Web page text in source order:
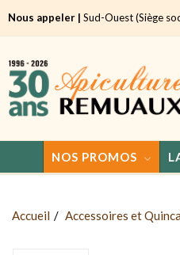
Nous appeler | Sud-Ouest (Siège
NOS PROMOS
Accueil Accessoires et